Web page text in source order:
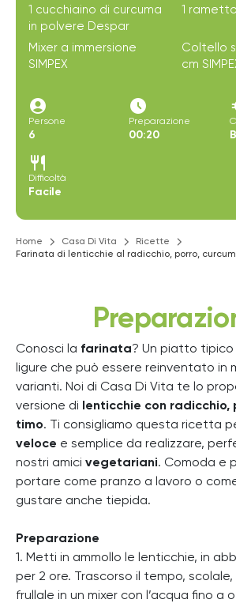
1 cucchiaino di curcuma
in polvere Despar
1
Mixer a immersione
SIMPEX
Coltello
cm
account_circle
Persone
6
access_time_filled
Preparazione
00:20
restaurant
Difficoltà
Facile
Home Casa Di Vita
Ricette
Farinata di lenticchie al radicchio, porro,
Conosci la farinata? Un piatto
ligure che può essere reinventato in
varianti. Noi di Casa Di Vita te lo
versione di
lenticchie con radicchio,
timo. Ti consigliamo questa ricetta
veloce e semplice da realizzare,
nostri amici vegetariani. Comoda e
portare come pranzo a lavoro o
gustare anche tiepida.
Preparazione
1. Metti in ammollo le lenticchie, in
per 2 ore. Trascorso il tempo,
frullale in un mixer con l’acqua fino a